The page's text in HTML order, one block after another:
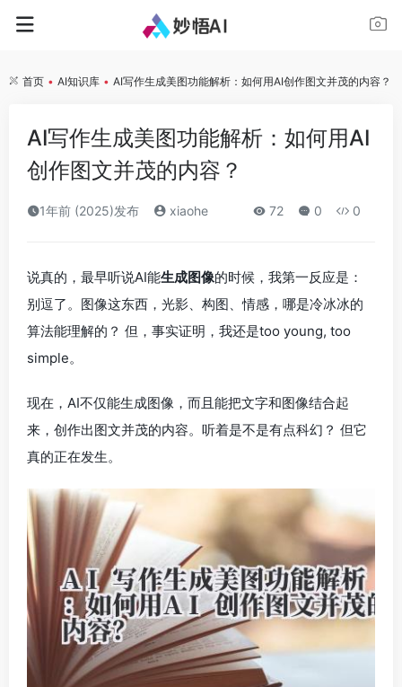
首页 • AI知识库 • AI写作生成美图功能解析：如何用AI创作图文并茂的内容？
AI写作生成美图功能解析：如何用AI
创作图文并茂的内容？
1年前 (2025)发布 xiaohe 72 0 0
说真的，最早听说AI能生成图像的时候，我第一反应是：
别逗了。图像这东西，光影、构图、情感，哪是冷冰冰的
算法能理解的？ 但，事实证明，我还是too young, too
simple。
现在，AI不仅能生成图像，而且能把文字和图像结合起
来，创作出图文并茂的内容。听着是不是有点科幻？ 但它
真的正在发生。